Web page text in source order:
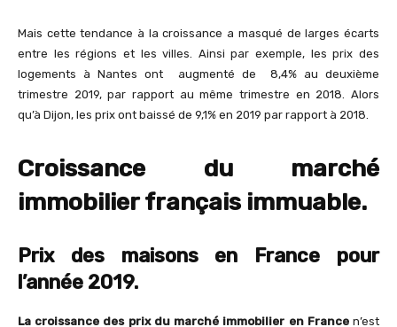
Mais cette tendance à la croissance a masqué de larges écarts
entre les régions et les villes. Ainsi par exemple, les prix des
logements à Nantes ont augmenté de 8,4% au deuxième
trimestre 2019, par rapport au même trimestre en 2018. Alors
qu’à Dijon, les prix ont baissé de 9,1% en 2019 par rapport à 2018.
Croissance du marché
immobilier français immuable.
Prix ​​des maisons en France pour
l’année 2019.
La croissance des prix du marché immobilier en Francen’est